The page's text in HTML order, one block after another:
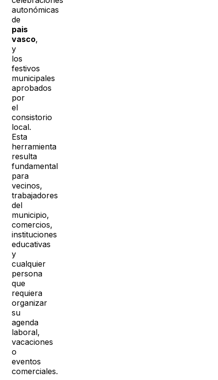
autonómicas
de
pais
vasco,
y
los
festivos
municipales
aprobados
por
el
consistorio
local.
Esta
herramienta
resulta
fundamental
para
vecinos,
trabajadores
del
municipio,
comercios,
instituciones
educativas
y
cualquier
persona
que
requiera
organizar
su
agenda
laboral,
vacaciones
o
eventos
comerciales.